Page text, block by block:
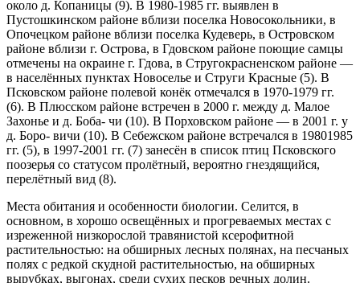
около д. Копаницы (9). В 1980-1985 гг. выявлен в
Пустошкинском районе вблизи поселка Новосокольники, в
Опочецком рай­оне вблизи поселка Кудеверь, в Островском
районе вблизи г. Острова, в Гдовском районе поющие самцы
отмечены на окраине г. Гдова, в Стругокрасненском районе —
в населённых пунктах Новоселье и Стру­ги Красные (5). В
Псковском районе полевой конёк отмечался в 1970-1979 гг.
(6). В Плюсском районе встречен в 2000 г. между д. Малое
Захонье и д. Боба- чи (10). В Порховском районе — в 2001 г. у
д. Боро- вичи (10). В Себежском районе встречался в 1980­1985
гг. (5), в 1997-2001 гг. (7) занесён в список птиц Псковского
поозерья со статусом пролётный, вероятно гнездящийся,
перелётный вид (8).
Места обитания и особенности биологии. Се­лится, в
основном, в хорошо освещённых и прогрева­емых местах с
изреженной низкорослой травянистой ксерофитной
растительностью: на обширных лесных полянах, на песчаных
полях с редкой скудной расти­тельностью, на обширных
вырубках, выгонах, среди сухих песков речных долин.